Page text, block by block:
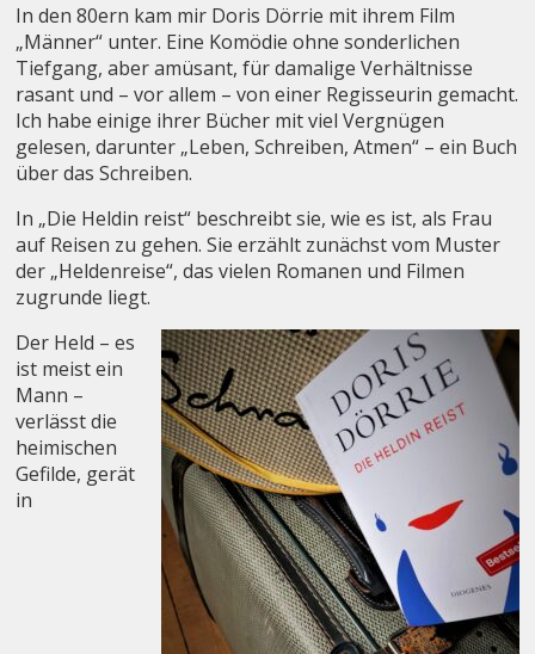
In den 80ern kam mir Doris Dörrie mit ihrem Film
„Männer“ unter. Eine Komödie ohne sonderlichen
Tiefgang, aber amüsant, für damalige Verhältnisse
rasant und – vor allem – von einer Regisseurin gemacht.
Ich habe einige ihrer Bücher mit viel Vergnügen
gelesen, darunter „Leben, Schreiben, Atmen“ – ein Buch
über das Schreiben.
In „Die Heldin reist“ beschreibt sie, wie es ist, als Frau
auf Reisen zu gehen. Sie erzählt zunächst vom Muster
der „Heldenreise“, das vielen Romanen und Filmen
zugrunde liegt.
Der Held – es
ist meist ein
Mann –
verlässt die
heimischen
Gefilde, gerät
in